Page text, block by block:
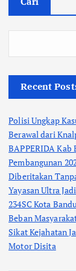
Recent
Polisi Ungkap
Berawal dari
BAPPERIDA Kab
Pembangunan
Diberitakan
Yayasan Ultra
234SC Kota
Beban
Sikat Kejahatan
Motor Disita